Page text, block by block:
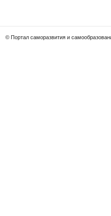
© Портал саморазвития и